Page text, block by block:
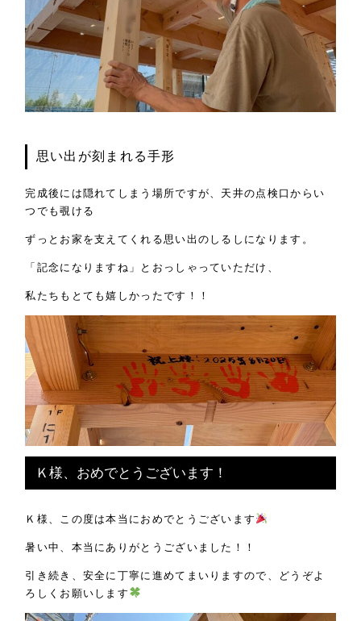
思い出が刻まれる手形
完成後には隠れてしまう場所ですが、天井の点検口からい
つでも覗ける
ずっとお家を支えてくれる思い出のしるしになります。
「記念になりますね」とおっしゃっていただけ、
私たちもとても嬉しかったです！！
Ｋ様、おめでとうございます！
Ｋ様、この度は本当におめでとうございます
暑い中、本当にありがとうございました！！
引き続き、安全に丁寧に進めてまいりますので、どうぞよ
ろしくお願いします